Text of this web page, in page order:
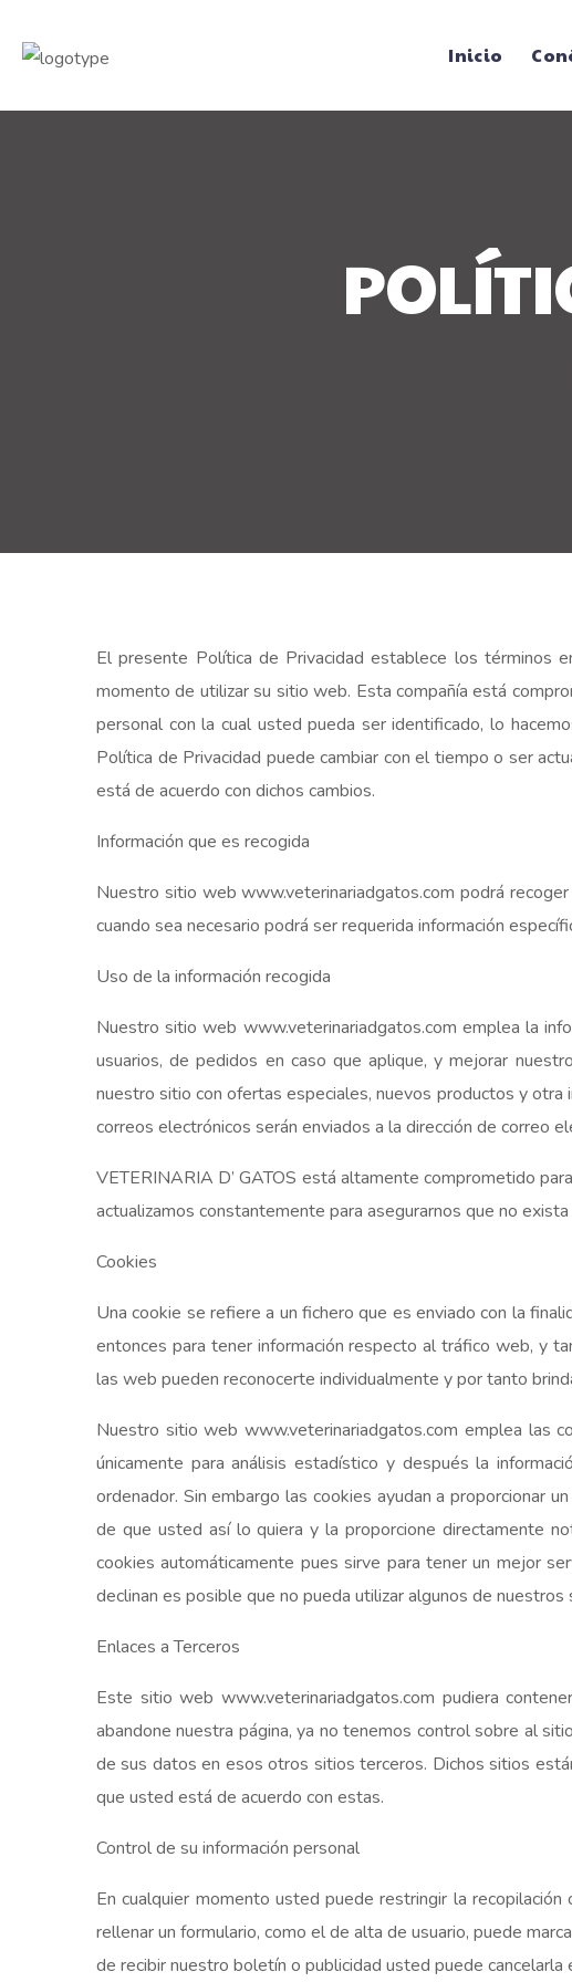
Inicio
El presente Política de Privacidad establece los términos
momento de utilizar su sitio web. Esta compañía está
personal con la cual usted pueda ser identificado, lo
Política de Privacidad puede cambiar con el tiempo o ser
está de acuerdo con dichos cambios.
Información que es recogida
Nuestro sitio web www.veterinariadgatos.com podrá
cuando sea necesario podrá ser requerida información
Uso de la información recogida
Nuestro sitio web www.veterinariadgatos.com emplea la
usuarios, de pedidos en caso que aplique, y mejorar
nuestro sitio con ofertas especiales, nuevos productos y
correos electrónicos serán enviados a la dirección de correo
VETERINARIA D’ GATOS está altamente comprometido
actualizamos constantemente para asegurarnos que no
Cookies
Una cookie se refiere a un fichero que es enviado con la
entonces para tener información respecto al tráfico web, y
las web pueden reconocerte individualmente y por tanto
Nuestro sitio web www.veterinariadgatos.com emplea las
únicamente para análisis estadístico y después la
ordenador. Sin embargo las cookies ayudan a proporcionar
de que usted así lo quiera y la proporcione directamente
cookies automáticamente pues sirve para tener un mejor
declinan es posible que no pueda utilizar algunos de nuestros
Enlaces a Terceros
Este sitio web www.veterinariadgatos.com pudiera
abandone nuestra página, ya no tenemos control sobre al
de sus datos en esos otros sitios terceros. Dichos sitios
que usted está de acuerdo con estas.
Control de su información personal
En cualquier momento usted puede restringir la
rellenar un formulario, como el de alta de usuario, puede
de recibir nuestro boletín o publicidad usted puede cancelarla